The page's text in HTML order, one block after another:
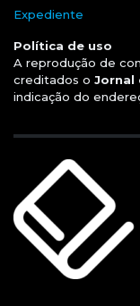
Expediente
Política de uso
A reprodução de
creditados o Jornal
indicação do